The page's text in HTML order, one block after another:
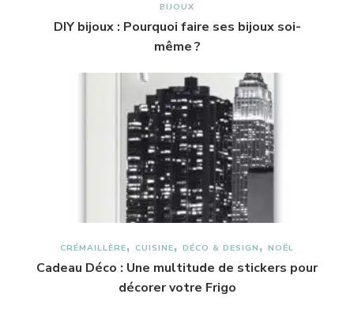
BIJOUX
DIY bijoux : Pourquoi faire ses bijoux soi-
même ?
CRÉMAILLÈRE CUISINE DÉCO & DESIGN NOËL
Cadeau Déco : Une multitude de stickers pour
décorer votre Frigo